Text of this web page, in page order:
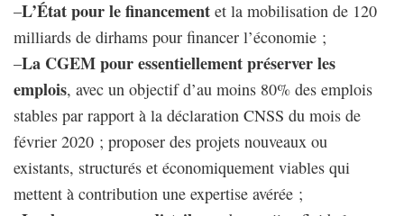
–L’État pour le financement et la mobilisation de 120
milliards de dirhams pour financer l’économie ;
–La CGEM pour essentiellement préserver les
emplois, avec un objectif d’au moins 80% des emplois
stables par rapport à la déclaration CNSS du mois de
février 2020 ; proposer des projets nouveaux ou
existants, structurés et économiquement viables qui
mettent à contribution une expertise avérée ;